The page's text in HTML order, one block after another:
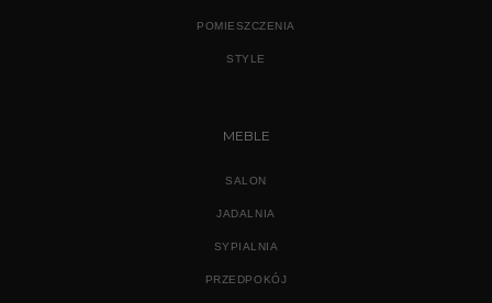
POMIESZCZENIA
STYLE
MEBLE
SALON
JADALNIA
SYPIALNIA
PRZEDPOKÓJ